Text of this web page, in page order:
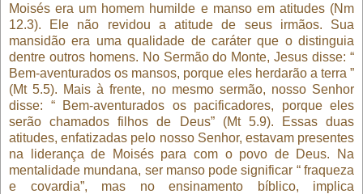
Moisés era um homem humilde e manso em atitudes (Nm
12.3). Ele não revidou a atitude de seus irmãos. Sua
mansidão era uma qualidade de caráter que o distinguia
dentre outros homens. No Sermão do Monte, Jesus disse: “
Bem-aventurados os mansos, porque eles herdarão a terra ”
(Mt 5.5). Mais à frente, no mesmo sermão, nosso Senhor
disse: “ Bem-aventurados os pacificadores, porque eles
serão chamados filhos de Deus” (Mt 5.9). Essas duas
atitudes, enfatizadas pelo nosso Senhor, estavam presentes
na liderança de Moisés para com o povo de Deus. Na
mentalidade mundana, ser manso pode significar “ fraqueza
e covardia”, mas no ensinamento bíblico, implica